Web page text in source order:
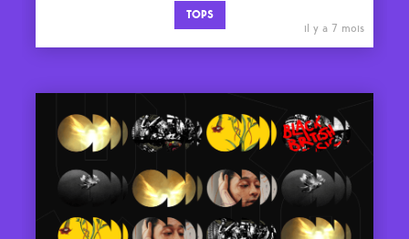
TOPS
il y a 7 mois